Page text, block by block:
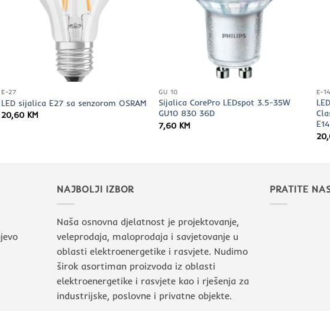
E-27
LED sijalica E27 sa senzorom OSRAM
20,60 KM
GU 10
Sijalica CorePro LEDspot 3.5-35W
GU10 830 36D
7,60 KM
E-14
E14
NAJBOLJI IZBOR
Naša osnovna djelatnost je projektovanje,
veleprodaja, maloprodaja i savjetovanje u
oblasti elektroenergetike i rasvjete. Nudimo
širok asortiman proizvoda iz oblasti
elektroenergetike i rasvjete kao i rješenja za
industrijske, poslovne i privatne objekte.
PRATITE